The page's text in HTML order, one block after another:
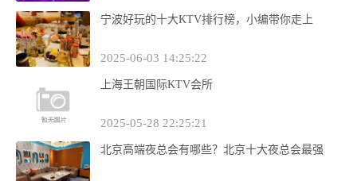
宁波好玩的十大KTV排行榜，小编带你走上
2025-06-03 14:25:22
上海王朝国际KTV会所
2025-05-28 22:25:21
北京高端夜总会有哪些？北京十大夜总会最强